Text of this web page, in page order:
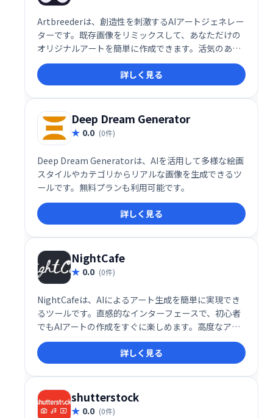
Artbreederは、創造性を刺激するAIアートジェネレー
ターです。既存画像をリミックスして、あなただけの
オリジナルアートを簡単に作成できます。活気のある
コミュニティに参加し、お気に入りのクリエイターを
フォローして作品を共有しましょう。 AIの力を活用し
て、無限の可能性を秘めたアートの世界を探求してみ
ませんか？
詳しく見る
Deep Dream Generator
0.0 (0件)
Deep Dream Generatorは、AIを活用して多様な絵画
スタイルやカテゴリからリアルな画像を生成できるツ
ールです。無料プランも利用可能です。
詳しく見る
NightCafe
0.0 (0件)
NightCafeは、AIによるアート生成を簡単に実現でき
るツールです。直感的なインターフェースで、初心者
でもAIアートの作成をすぐに楽しめます。高度なアル
ゴリズムと豊富なオプションを提供しながら、複雑な
操作は不要。あなたの創造性を解き放ち、独創的なア
ート作品を生み出しましょう。様々なスタイルや設定
を自由に試して、あなただけの傑作を作り上げてくだ
さい。
詳しく見る
shutterstock
0.0 (0件)